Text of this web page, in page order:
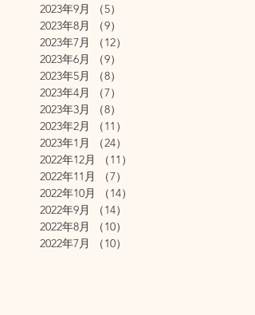
2023年9月
（5）
2023年8月
（9）
2023年7月
（12）
2023年6月
（9）
2023年5月
（8）
2023年4月
（7）
2023年3月
（8）
2023年2月
（11）
2023年1月
（24）
2022年12月
（11）
2022年11月
（7）
2022年10月
（14）
2022年9月
（14）
2022年8月
（10）
2022年7月
（10）